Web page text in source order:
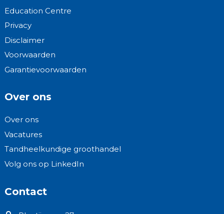
Education Centre
Privacy
Disclaimer
Voorwaarden
Garantievoorwaarden
Over ons
Over ons
Vacatures
Tandheelkundige groothandel
Volg ons op LinkedIn
Contact